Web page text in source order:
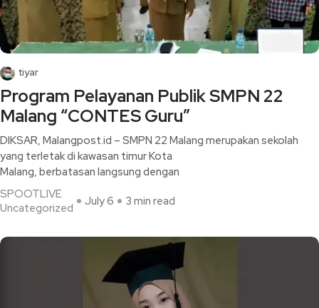
tiyar
Program Pelayanan Publik SMPN 22
Malang “CONTES Guru”
DIKSAR, Malangpost.id – SMPN 22 Malang merupakan sekolah
yang terletak di kawasan timur Kota
Malang, berbatasan langsung dengan
SPOOTLIVE
Uncategorized
July 6 3 min read